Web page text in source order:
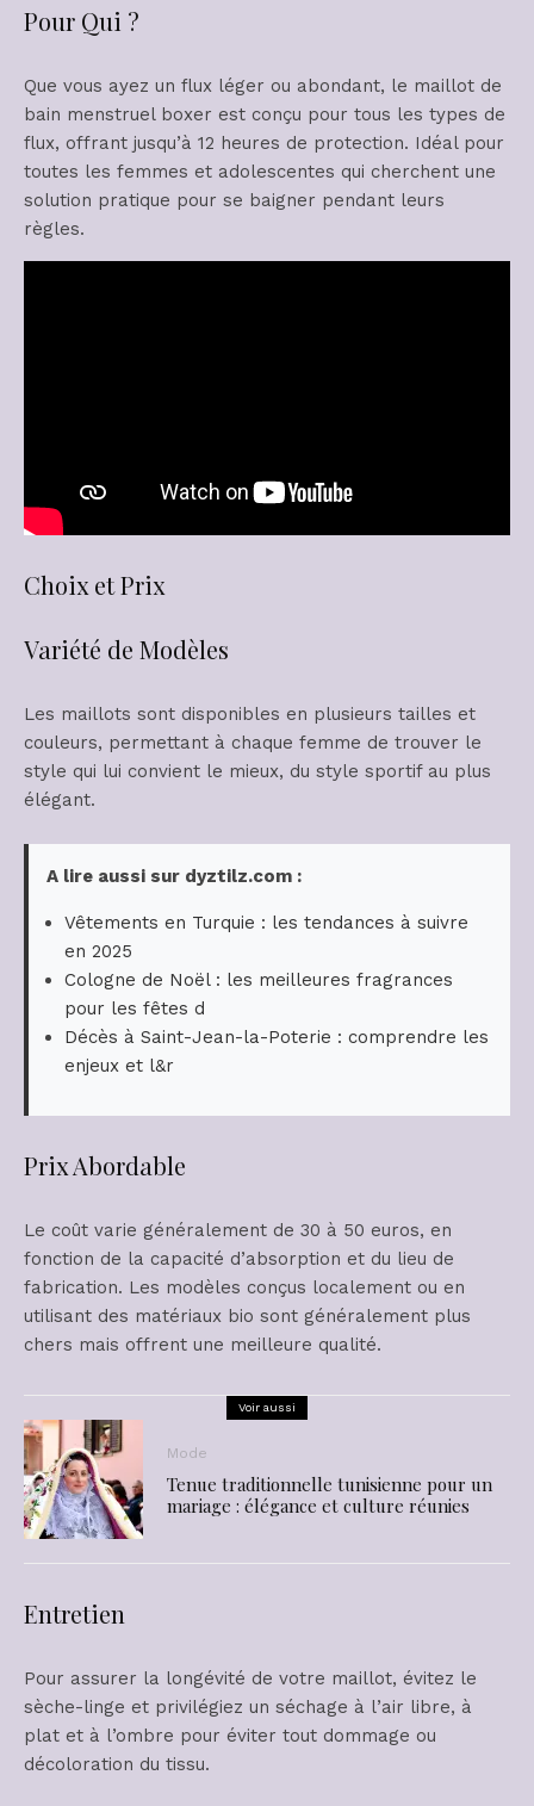
Pour Qui ?
Que vous ayez un flux léger ou abondant, le maillot de
bain menstruel boxer est conçu pour tous les types de
flux, offrant jusqu’à 12 heures de protection​​. Idéal pour
toutes les femmes et adolescentes qui cherchent une
solution pratique pour se baigner pendant leurs
règles.
Choix et Prix
Variété de Modèles
Les maillots sont disponibles en plusieurs tailles et
couleurs, permettant à chaque femme de trouver le
style qui lui convient le mieux, du style sportif au plus
élégant​​.
A lire aussi sur dyztilz.com :
Vêtements en Turquie : les tendances à suivre
en 2025
Cologne de Noël : les meilleures fragrances
pour les fêtes d
Décès à Saint-Jean-la-Poterie : comprendre les
enjeux et l&r
Prix Abordable
Le coût varie généralement de 30 à 50 euros, en
fonction de la capacité d’absorption et du lieu de
fabrication. Les modèles conçus localement ou en
utilisant des matériaux bio sont généralement plus
chers mais offrent une meilleure qualité​​.
Voir aussi
Mode
Tenue traditionnelle tunisienne pour un
mariage : élégance et culture réunies
Entretien
Pour assurer la longévité de votre maillot, évitez le
sèche-linge et privilégiez un séchage à l’air libre, à
plat et à l’ombre pour éviter tout dommage ou
décoloration du tissu​.